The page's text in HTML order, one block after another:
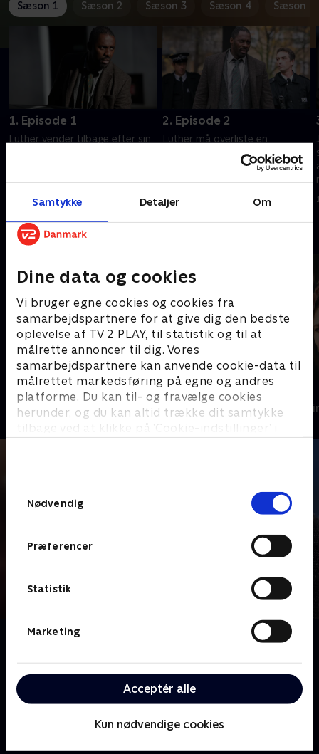
Samtykke Detaljer Om
Dine data og cookies
Vi bruger egne cookies og cookies fra
samarbejdspartnere for at give dig den bedste
oplevelse af TV 2 PLAY, til statistik og til at
målrette annoncer til dig. Vores
samarbejdspartnere kan anvende cookie-data til
målrettet markedsføring på egne og andres
platforme. Du kan til- og fravælge cookies
herunder, og du kan altid trække dit samtykke
tilbage ved at klikke på ’Cookie-indstillinger’ i
Nødvendig
Præferencer
Statistik
Marketing
Acceptér alle
Kun nødvendige cookies
Sæson 1 Sæson 2 Sæson 3 Sæson 4 Sæson 5
1. Episode 1
Luther vender tilbage efter sin
17. januar 2024 • 52 min
2. Episode 2
Luther må overliste en
snigskytte, hvis mål er at skyde
17. januar 2024 • 52 min
Andre så også
Mordene i Marlow
Krimi & Spænding • 2 sæsoner
Top Dog
Krimi &
Om Luther
tager valg, som ingen andre tør tage, når han skal
opklare en sag.